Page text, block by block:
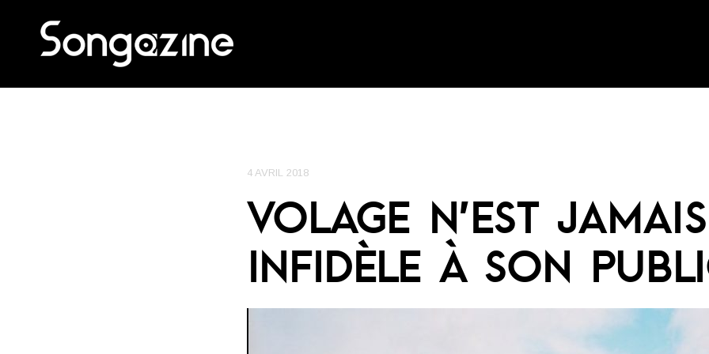
4 AVRIL 2018
VOLAGE N’EST JAMAIS
INFIDÈLE À SON